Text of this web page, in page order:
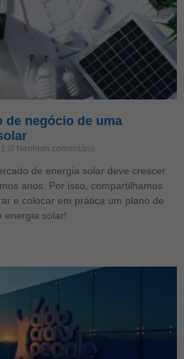
de negócio de uma
Nenhum comentário
de energia solar deve crescer
anos. Por isso, compartilhamos
e colocar em prática um plano de
energia solar!